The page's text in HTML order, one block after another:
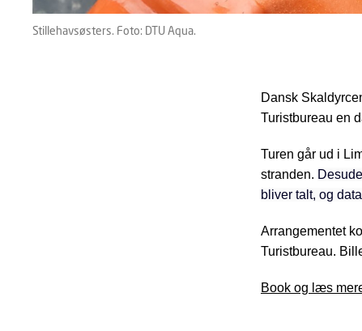
Stillehavsøsters. Foto: DTU Aqua.
Dansk
Turistbureau en
Turen går ud i
stranden.
bliver talt, og
Arrangementet
Turistbureau.
Book og læs